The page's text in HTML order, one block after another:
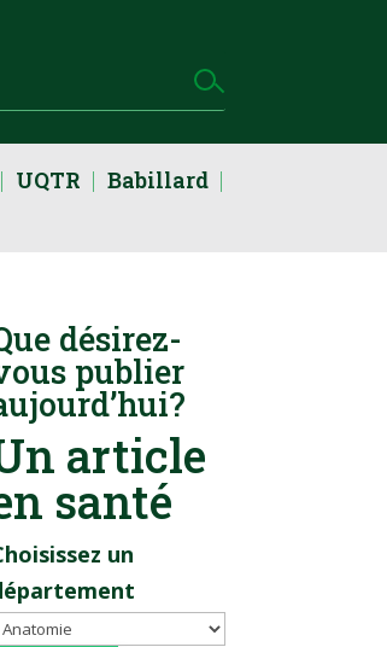
UQTR
Babillard
désirez-
publier
article
santé
un